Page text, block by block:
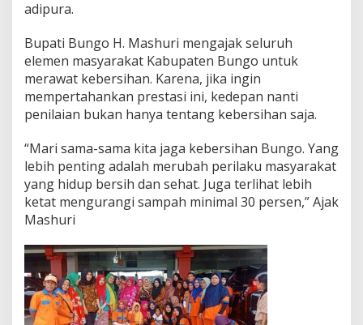
adipura.
Bupati Bungo H. Mashuri mengajak seluruh
elemen masyarakat Kabupaten Bungo untuk
merawat kebersihan. Karena, jika ingin
mempertahankan prestasi ini, kedepan nanti
penilaian bukan hanya tentang kebersihan saja.
“Mari sama-sama kita jaga kebersihan Bungo. Yang
lebih penting adalah merubah perilaku masyarakat
yang hidup bersih dan sehat. Juga terlihat lebih
ketat mengurangi sampah minimal 30 persen,” Ajak
Mashuri